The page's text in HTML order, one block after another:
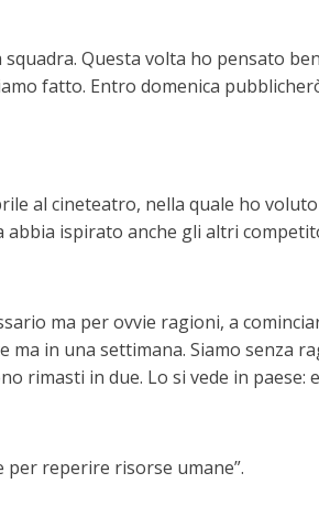
Questa volta ho pensato
fatto. Entro domenica
al cineteatro, nella quale ho
abbia ispirato anche gli altri
ma per ovvie ragioni, a
in una settimana. Siamo senza
rimasti in due. Lo si vede in
per reperire risorse umane”.